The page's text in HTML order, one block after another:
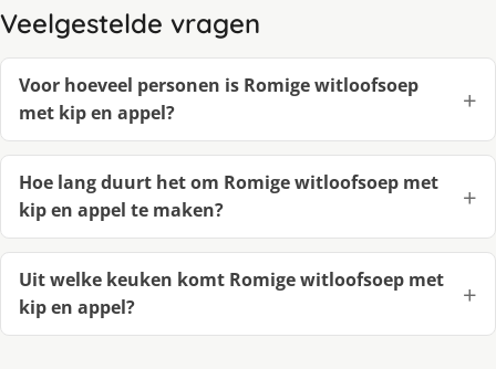
Veelgestelde vragen
Voor hoeveel personen is Romige witloofsoep
met kip en appel?
Hoe lang duurt het om Romige witloofsoep met
kip en appel te maken?
Uit welke keuken komt Romige witloofsoep met
kip en appel?